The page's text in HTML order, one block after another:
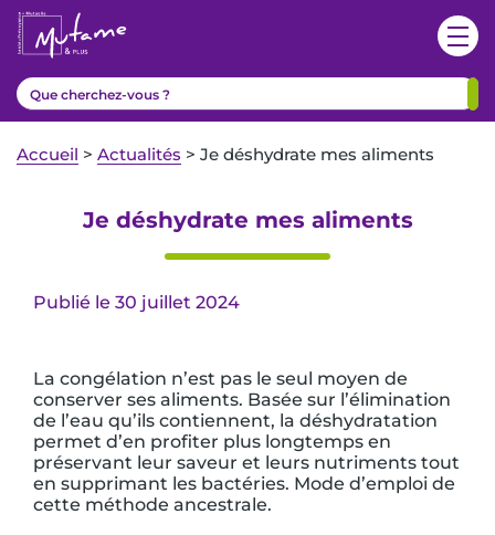
Accueil > Actualités > Je déshydrate mes aliments
Je déshydrate mes aliments
Publié le 30 juillet 2024
La congélation n’est pas le seul moyen de
conserver ses aliments. Basée sur l’élimination
de l’eau qu’ils contiennent, la déshydratation
permet d’en profiter plus longtemps en
préservant leur saveur et leurs nutriments tout
en supprimant les bactéries. Mode d’emploi de
cette méthode ancestrale.